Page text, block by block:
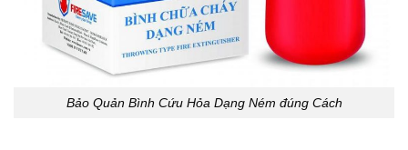
Bảo Quản Bình Cứu Hỏa Dạng Ném đúng Cách